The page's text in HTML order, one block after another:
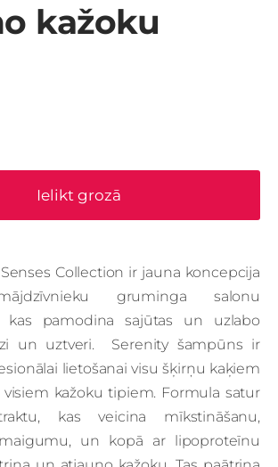
kažoku
Ielikt grozā
Collection ir jauna koncepcija
gruminga salonu
kas pamodina sajūtas un uzlabo
un uztveri. Serenity šampūns ir
lietošanai visu šķirņu kaķiem
kažoku tipiem. Formula satur
kas veicina mīkstināšanu,
un kopā ar lipoproteīnu